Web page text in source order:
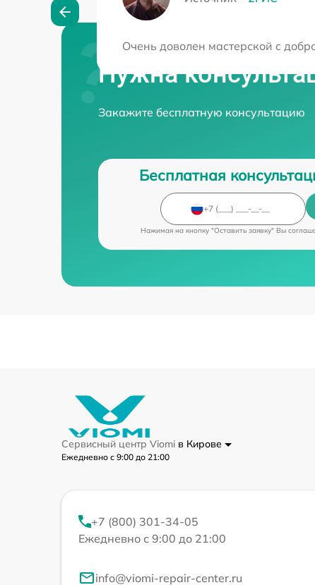
Очень доволен мастерской с
Нужна
Закажите бесплатную консультацию
Бесплатная
Нажимая на кнопку "Оставить заявку" Вы
Сервисный центр Viomi в Кирове
Ежедневно с 9:00 до 21:00
+7 (800) 301-34-05
Ежедневно с 9:00 до 21:00
info@viomi-repair-center.ru